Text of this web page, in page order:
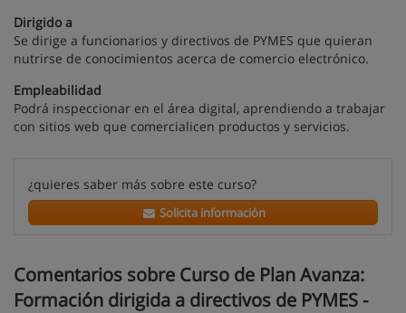
Dirigido a
Se dirige a funcionarios y directivos de PYMES que quieran
nutrirse de conocimientos acerca de comercio electrónico.
Empleabilidad
Podrá inspeccionar en el área digital, aprendiendo a trabajar
con sitios web que comercialicen productos y servicios.
¿quieres saber más sobre este curso?
Solicita información
Comentarios sobre Curso de Plan Avanza:
Formación dirigida a directivos de PYMES -